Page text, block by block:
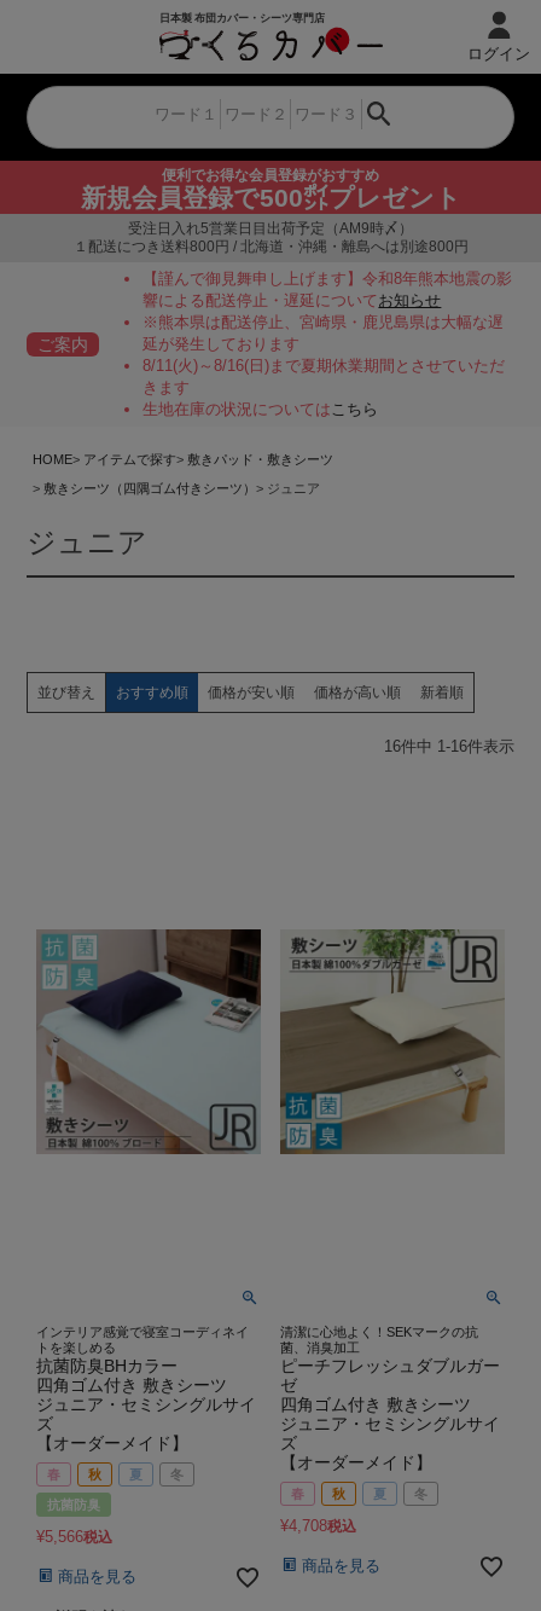
便利でお得な会員登録がおすすめ
新規会員登録で500㌽プレゼント
ログイン
受注日入れ5営業日目出荷予定（AM9時〆）
１配送につき送料800円 / 北海道・沖縄・離島へは別途800円
ご案内
【謹んで御見舞申し上げます】令和8年熊本地震の影
響による配送停止・遅延についてお知らせ
※熊本県は配送停止、宮崎県・鹿児島県は大幅な遅
延が発生しております
8/11(火)～8/16(日)まで夏期休業期間とさせていただ
きます
生地在庫の状況についてはこちら
HOME アイテムで探す
敷きパッド・敷きシーツ
敷きシーツ（四隅ゴム付きシーツ）
ジュニア
ジュニア
並び替え おすすめ順 価格が安い順 価格が高い順 新着順
16件中 1-16件表示
インテリア感覚で寝室コーディネイ
トを楽しめる
抗菌防臭BHカラー
四角ゴム付き 敷きシーツ
ジュニア・セミシングルサイ
ズ
【オーダーメイド】
春 秋 夏 冬
抗菌防臭
¥5,566税込
商品を見る
清潔に心地よく！SEKマークの抗
菌、消臭加工
ピーチフレッシュダブルガー
ゼ
四角ゴム付き 敷きシーツ
ジュニア・セミシングルサイ
ズ
【オーダーメイド】
春 秋 夏 冬
¥4,708税込
商品を見る